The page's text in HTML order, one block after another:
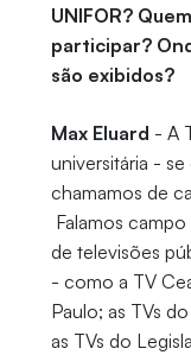
UNIFOR?
participar?
são exibidos?
Max Eluard - A
universitária -
chamamos de
Falamos
de televisões
- como a TV
Paulo; as TVs
as TVs do